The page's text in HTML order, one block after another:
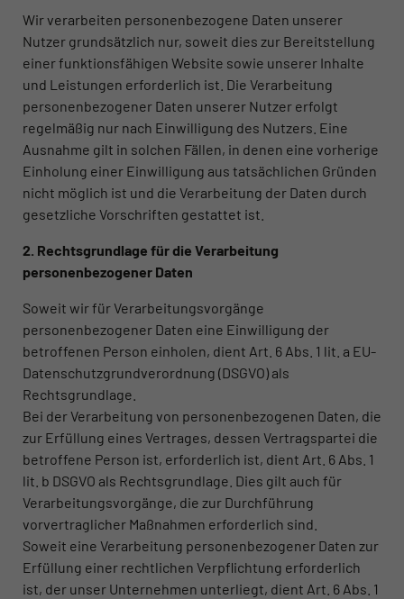
Wir verarbeiten personenbezogene Daten unserer
Nutzer grundsätzlich nur, soweit dies zur Bereitstellung
einer funktionsfähigen Website sowie unserer Inhalte
und Leistungen erforderlich ist. Die Verarbeitung
personenbezogener Daten unserer Nutzer erfolgt
regelmäßig nur nach Einwilligung des Nutzers. Eine
Ausnahme gilt in solchen Fällen, in denen eine vorherige
Einholung einer Einwilligung aus tatsächlichen Gründen
nicht möglich ist und die Verarbeitung der Daten durch
gesetzliche Vorschriften gestattet ist.
2. Rechtsgrundlage für die Verarbeitung
personenbezogener Daten
Soweit wir für Verarbeitungsvorgänge
personenbezogener Daten eine Einwilligung der
betroffenen Person einholen, dient Art. 6 Abs. 1 lit. a EU-
Datenschutzgrundverordnung (DSGVO) als
Rechtsgrundlage.
Bei der Verarbeitung von personenbezogenen Daten, die
zur Erfüllung eines Vertrages, dessen Vertragspartei die
betroffene Person ist, erforderlich ist, dient Art. 6 Abs. 1
lit. b DSGVO als Rechtsgrundlage. Dies gilt auch für
Verarbeitungsvorgänge, die zur Durchführung
vorvertraglicher Maßnahmen erforderlich sind.
Soweit eine Verarbeitung personenbezogener Daten zur
Erfüllung einer rechtlichen Verpflichtung erforderlich
ist, der unser Unternehmen unterliegt, dient Art. 6 Abs. 1